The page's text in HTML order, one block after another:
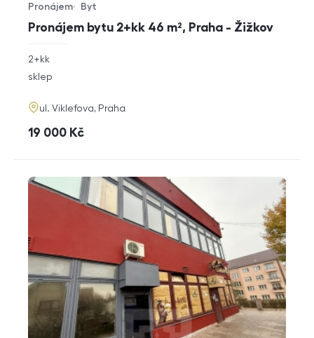
Pronájem bytu 2+kk 46 m², Praha - Žižkov
Typ nabídky
Pronájem
Typ nemovitosti
Byt
rozměry
dispozice
2+kk
funkce
sklep
adresa
ul. Viklefova, Praha
cena
19 000 Kč